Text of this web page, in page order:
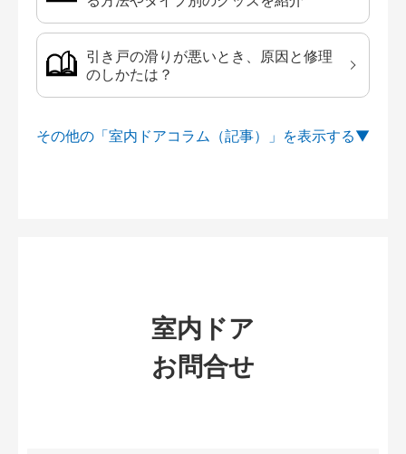
引き戸の滑りが悪いとき、原因と修理
のしかたは？
その他の「室内ドアコラム（記事）」を
室内ドア
お問合せ